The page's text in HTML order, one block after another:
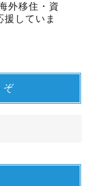
外移住・資
していま
ぞ